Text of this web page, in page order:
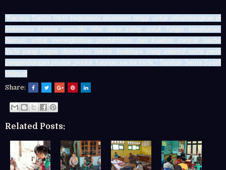
“Kacang Sacha Inchi berpotensi ekonomis tinggi untuk dikembangkan di
Indonesia karena memiliki nilai daya saing untuk fungsi kesehatan.
Namun, untuk meningkatkan produktifitas dan kualitas minyak sacha
Inchi yang bagus diperlukan teknik budidaya yang intensif serta perlu
pengembangan produk produk turunan sacha Inchi,”Tambah Serda Syarif
Hidayat
Share:
Related Posts: